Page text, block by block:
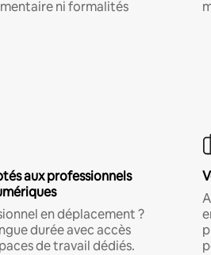
ni formalités
aux professionnels
en déplacement ?
durée avec accès
de travail dédiés.